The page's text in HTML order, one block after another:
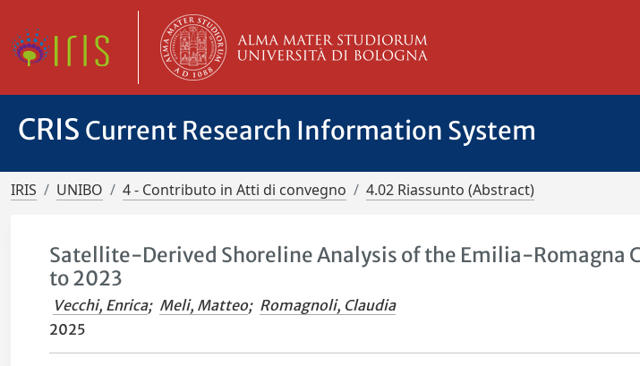
CRIS Current Research Information System
IRIS UNIBO 4 - Contributo in Atti di convegno 4.02 Riassunto (Abstract)
Satellite-Derived Shoreline Analysis of the Emilia-Romagna
to 2023
Vecchi, Enrica; Meli, Matteo; Romagnoli, Claudia
2025